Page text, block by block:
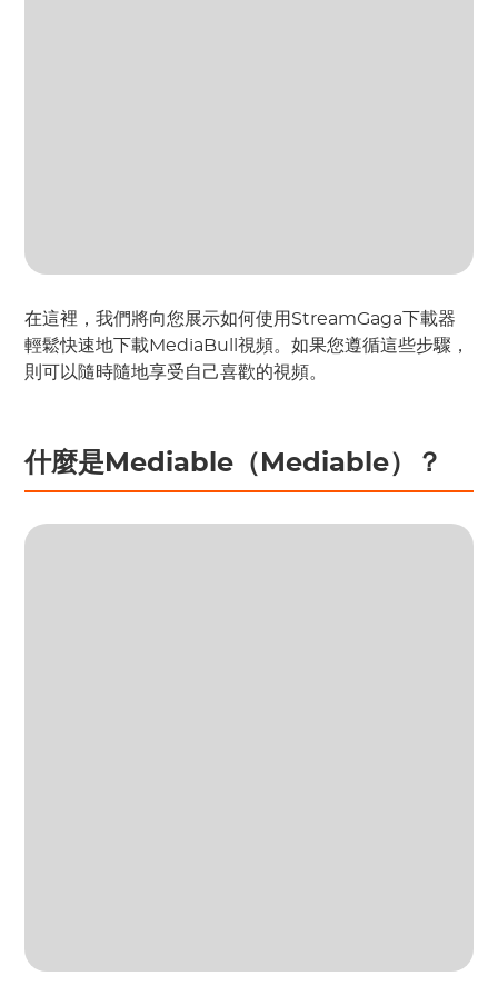
在這裡，我們將向您展示如何使用StreamGaga下載器
輕鬆快速地下載MediaBull視頻。如果您遵循這些步驟，
則可以隨時隨地享受自己喜歡的視頻。
什麼是Mediable（Mediable）？